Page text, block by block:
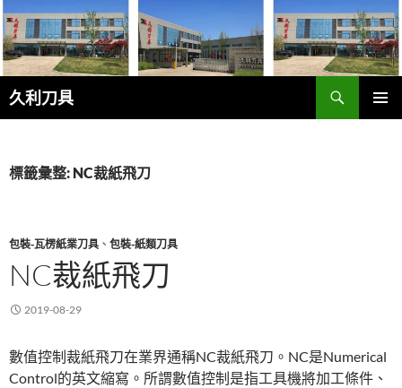
跳
至
主
要
內
容
久利刀具
搜
尋
標籤彙整: NC裁紙飛刀
包裝-瓦楞紙業刀具 、 包裝-紙類刀具
NC裁紙飛刀
2019-08-29
數值控制裁紙飛刀在業界通稱NC裁紙飛刀。NC是Numerical
Control的英文縮寫。所謂數值控制是指工具機將加工條件、